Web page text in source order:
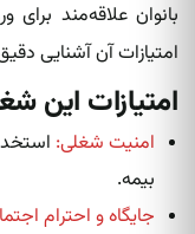
بانوان علاقه‌مند
امتیازات آن آشنایی
امتیازات این
امنیت شغلی:
بیمه.
جایگاه و احترام